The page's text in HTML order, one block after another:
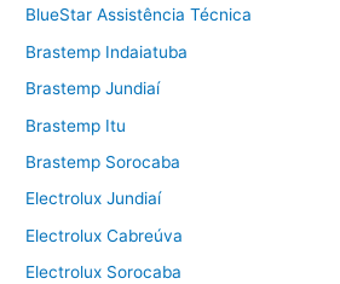
BlueStar Assistência Técnica
Brastemp Indaiatuba
Brastemp Jundiaí
Brastemp Itu
Brastemp Sorocaba
Electrolux Jundiaí
Electrolux Cabreúva
Electrolux Sorocaba